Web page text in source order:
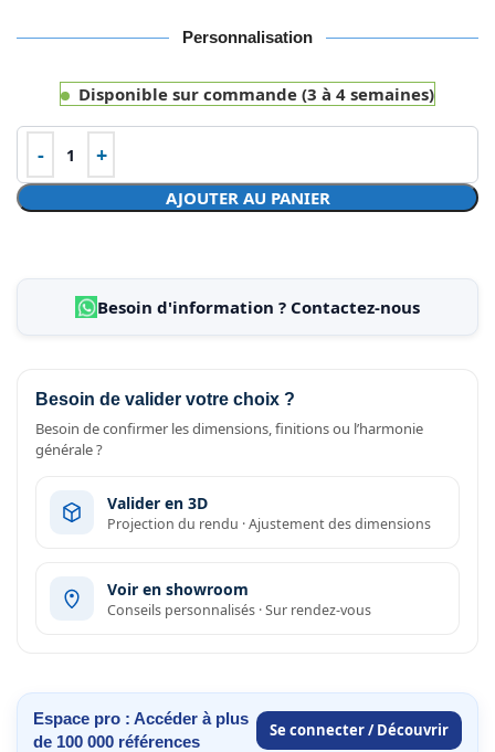
Personnalisation
Disponible sur commande (3 à 4 semaines)
AJOUTER AU PANIER
Besoin d'information ? Contactez-nous
Besoin de valider votre choix ?
Besoin de confirmer les dimensions, finitions ou l’harmonie
générale ?
Valider en 3D
Projection du rendu · Ajustement des dimensions
Voir en showroom
Conseils personnalisés · Sur rendez-vous
Espace pro : Accéder à plus
de 100 000 références
Se connecter / Découvrir